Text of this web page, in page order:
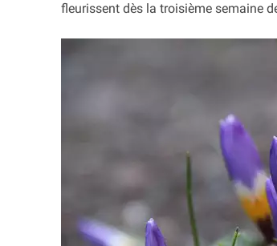
fleurissent dès la troisième semaine